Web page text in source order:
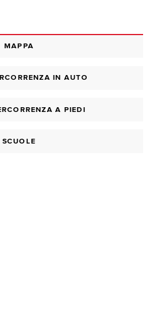
MAPPA
IN AUTO
A PIEDI
SCUOLE